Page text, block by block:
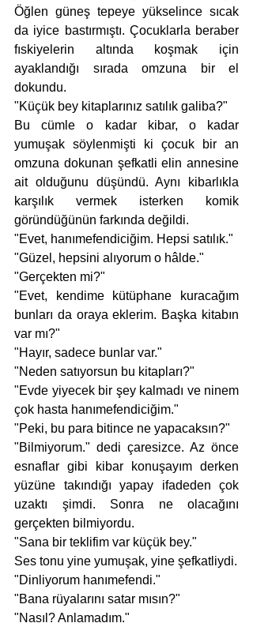
Öğlen güneş tepeye yükselince sıcak
da iyice bastırmıştı. Çocuklarla beraber
fıskiyelerin altında koşmak için
ayaklandığı sırada omzuna bir el
dokundu.
"Küçük bey kitaplarınız satılık galiba?"
Bu cümle o kadar kibar, o kadar
yumuşak söylenmişti ki çocuk bir an
omzuna dokunan şefkatli elin annesine
ait olduğunu düşündü. Aynı kibarlıkla
karşılık vermek isterken komik
göründüğünün farkında değildi.
"Evet, hanımefendiciğim. Hepsi satılık."
"Güzel, hepsini alıyorum o hâlde."
"Gerçekten mi?"
"Evet, kendime kütüphane kuracağım
bunları da oraya eklerim. Başka kitabın
var mı?"
"Hayır, sadece bunlar var."
"Neden satıyorsun bu kitapları?"
"Evde yiyecek bir şey kalmadı ve ninem
çok hasta hanımefendiciğim."
"Peki, bu para bitince ne yapacaksın?"
"Bilmiyorum." dedi çaresizce. Az önce
esnaflar gibi kibar konuşayım derken
yüzüne takındığı yapay ifadeden çok
uzaktı şimdi. Sonra ne olacağını
gerçekten bilmiyordu.
"Sana bir teklifim var küçük bey."
"Dinliyorum hanımefendi."
"Bana rüyalarını satar mısın?"
"Nasıl? Anlamadım."